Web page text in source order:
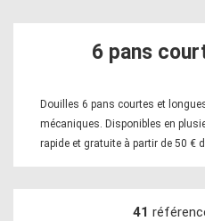
6 pans
Douilles 6 pans courtes et
mécaniques. Disponibles en
rapide et gratuite à partir de 50 €
41